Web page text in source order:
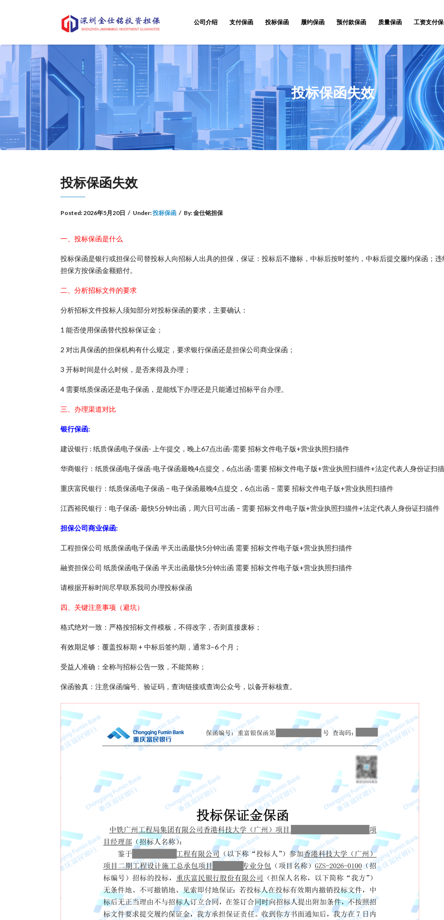
公司介绍 支付保函 投标保函 履约保函 预付款保函 质量保函 工资支付
投标保函失效
投标保函失效
Posted:2026年5月20日 / Under:投标保函 / By:金仕铭担保
一、投标保函是什么
投标保函是银行或担保公司替投标人向招标人出具的担保，保证：投标后不撤标，中标后按时签约，中标后提交履约保函；违
担保方按保函金额赔付。
二、分析招标文件的要求
分析招标文件投标人须知部分对投标保函的要求，主要确认：
1 能否使用保函替代投标保证金；
2 对出具保函的担保机构有什么规定，要求银行保函还是担保公司商业保函；
3 开标时间是什么时候，是否来得及办理；
4 需要纸质保函还是电子保函，是能线下办理还是只能通过招标平台办理。
三、办理渠道对比
银行保函:
建设银行 : 纸质保函电子保函- 上午提交，晚上67点出函-需要 招标文件电子版+营业执照扫描件
华商银行：纸质保函电子保函-电子保函最晚4点提交，6点出函-需要 招标文件电子版+营业执照扫描件+法定代表人身份证扫
重庆富民银行：纸质保函电子保函 – 电子保函最晚4点提交，6点出函 – 需要 招标文件电子版+营业执照扫描件
江西裕民银行：电子保函- 最快5分钟出函，周六日可出函 – 需要 招标文件电子版+营业执照扫描件+法定代表人身份证扫描件
担保公司商业保函:
工程担保公司 纸质保函电子保函 半天出函最快5分钟出函 需要 招标文件电子版+营业执照扫描件
融资担保公司 纸质保函电子保函 半天出函最快5分钟出函 需要 招标文件电子版+营业执照扫描件
请根据开标时间尽早联系我司办理投标保函
四、关键注意事项（避坑）
格式绝对一致：严格按招标文件模板，不得改字，否则直接废标；
有效期足够：覆盖投标期 + 中标后签约期，通常3–6 个月；
受益人准确：全称与招标公告一致，不能简称；
保函验真：注意保函编号、验证码，查询链接或查询公众号，以备开标核查。